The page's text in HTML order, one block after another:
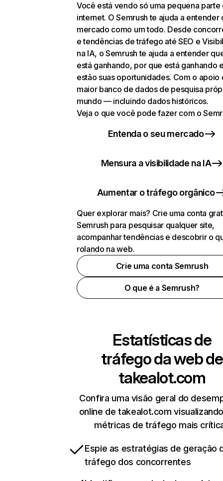
Você está vendo só uma pequena parte
internet. O Semrush te ajuda a entender
mercado como um todo. Desde
e tendências de tráfego até SEO e
na IA, o Semrush te ajuda a entender
está ganhando, por que está ganhando
estão suas oportunidades. Com o apoio
maior banco de dados de pesquisa
mundo — incluindo dados históricos.
Veja o que você pode fazer com o
Entenda o seu mercado
Mensura a visibilidade na IA
Aumentar o tráfego orgânico
Quer explorar mais? Crie uma conta
Semrush para pesquisar qualquer site,
acompanhar tendências e descobrir o
rolando na web.
Crie uma conta Semrush
O que é a Semrush?
Estatísticas de
tráfego da web de
takealot.com
Confira uma visão geral do
online de takealot.com
métricas de tráfego mais
Espie as estratégias de geração
tráfego dos concorrentes